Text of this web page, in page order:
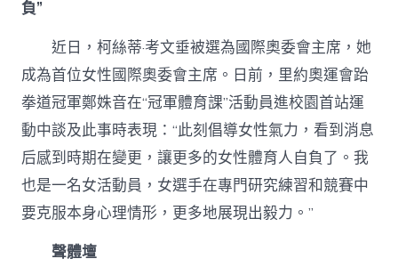
負”
近日，柯絲蒂·考文垂被選為國際奧委會主席，她
成為首位女性國際奧委會主席。日前，里約奧運會跆
拳道冠軍鄭姝音在“冠軍體育課”活動員進校園首站運
動中談及此事時表現：“此刻倡導女性氣力，看到消息
后感到時期在變更，讓更多的女性體育人自負了。我
也是一名女活動員，女選手在專門研究練習和競賽中
要克服本身心理情形，更多地展現出毅力。”
聲體壇